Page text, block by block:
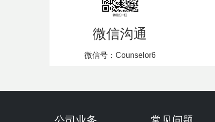
微信沟通
微信号：Counselor6